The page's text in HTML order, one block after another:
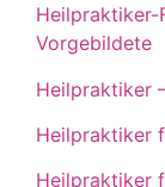
Heilpraktiker-
Vorgebildete
Heilpraktiker
Heilpraktiker
Heilpraktiker